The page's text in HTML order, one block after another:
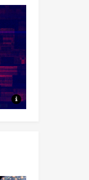
定量认识与科学调控复杂动态